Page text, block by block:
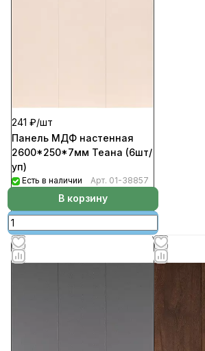
241 ₽/шт
Панель МДФ настенная
2600*250*7мм Теана (6шт/
уп)
Есть в наличии Арт. 01-38857
В корзину